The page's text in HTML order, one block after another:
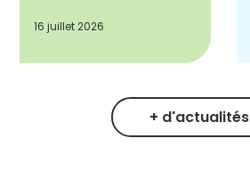
16 juillet 2026
+ d'actualités